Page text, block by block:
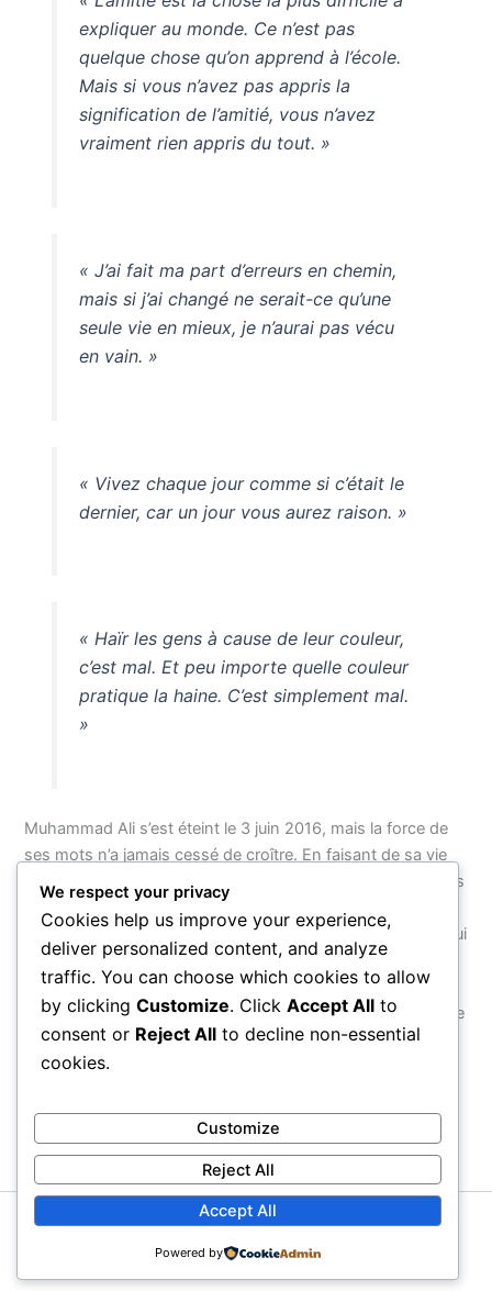
expliquer au monde. Ce n’est pas
quelque chose qu’on apprend à l’école.
Mais si vous n’avez pas appris la
signification de l’amitié, vous n’avez
vraiment rien appris du tout. »
« J’ai fait ma part d’erreurs en chemin,
mais si j’ai changé ne serait-ce qu’une
seule vie en mieux, je n’aurai pas vécu
en vain. »
« Vivez chaque jour comme si c’était le
dernier, car un jour vous aurez raison. »
« Haïr les gens à cause de leur couleur,
c’est mal. Et peu importe quelle couleur
pratique la haine. C’est simplement mal.
»
Muhammad Ali s’est éteint le 3 juin 2016, mais la force de
ses mots n’a jamais cessé de croître. En faisant de sa vie
entière — de son nom à ses combats, de sa foi à son refus
d’obéir à une guerre injuste — un acte de résistance
cohérent, il a montré que le véritable courage n’est pas celui
que l’on exerce dans une arène, mais celui que l’on
manifeste face au monde. Ses citations survivront parce
qu’elles ne parlent pas d’un homme : elles parlent de ce que
chaque être humain peut choisir d’être.
PRÉCÉDENT SUIVANT
Copyright © 2026 Proverbial
We respect your privacy
Cookies help us improve your experience,
deliver personalized content, and analyze
traffic. You can choose which cookies to allow
by clicking Customize. Click Accept All to
consent or Reject All to decline non-essential
cookies.
Customize
Reject All
Accept All
Powered by